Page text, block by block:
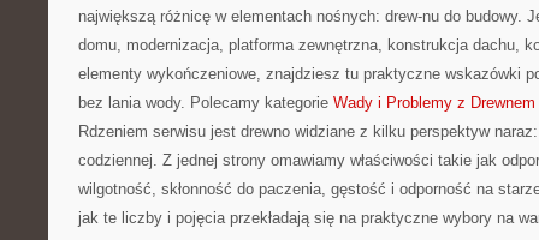
największą różnicę w elementach nośnych: drew-nu do budowy.
domu, modernizacja, platforma zewnętrzna, konstrukcja dachu,
elementy wykończeniowe, znajdziesz tu praktyczne wskazówki
bez lania wody. Polecamy kategorie Wady i Problemy z Drewnem
Rdzeniem serwisu jest drewno widziane z kilku perspektyw
codziennej. Z jednej strony omawiamy właściwości takie jak
wilgotność, skłonność do paczenia, gęstość i odporność na
jak te liczby i pojęcia przekładają się na praktyczne wybory na